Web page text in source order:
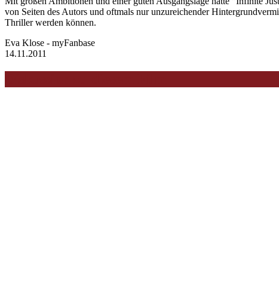
von Seiten des Autors und oftmals nur unzureichender
Thriller werden können.
Eva Klose - myFanbase
14.11.2011